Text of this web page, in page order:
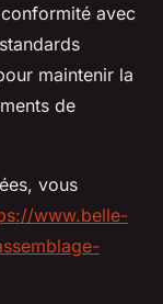
avec
maintenir la
de
vous
www.belle-